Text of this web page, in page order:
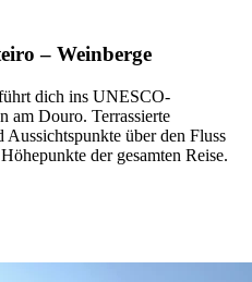
– Weinberge
dich ins UNESCO-
am Douro. Terrassierte
Aussichtspunkte über den Fluss
der gesamten Reise.